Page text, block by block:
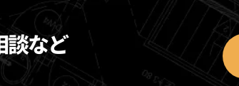
談など